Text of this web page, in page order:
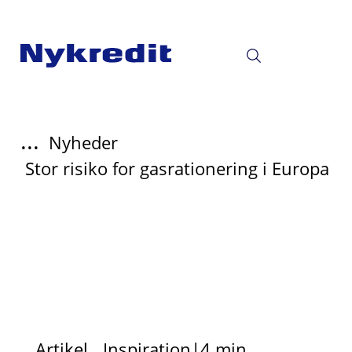
... Nyheder
Stor risiko for gasrationering i Europa